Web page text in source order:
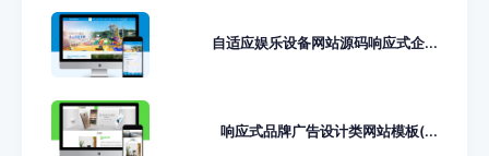
自适应娱乐设备网站源码响应式企...
响应式品牌广告设计类网站模板(...